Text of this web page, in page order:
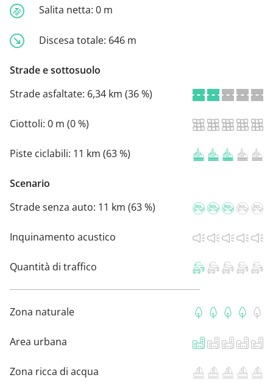
Salita netta: 0 m
Discesa totale: 646 m
Strade e sottosuolo
Strade asfaltate: 6,34 km (36 %)
Ciottoli: 0 m (0 %)
Piste ciclabili: 11 km (63 %)
Scenario
Strade senza auto: 11 km (63 %)
Inquinamento acustico
Quantità di traffico
Zona naturale
Area urbana
Zona ricca di acqua